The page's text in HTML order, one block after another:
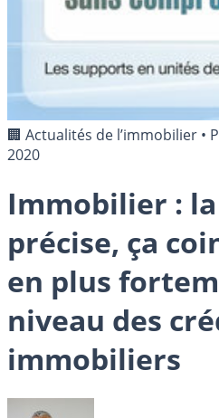
🏢 Actualités de l’immobilier •
2020
Immobilier :
précise, ça
en plus
niveau des
immobiliers